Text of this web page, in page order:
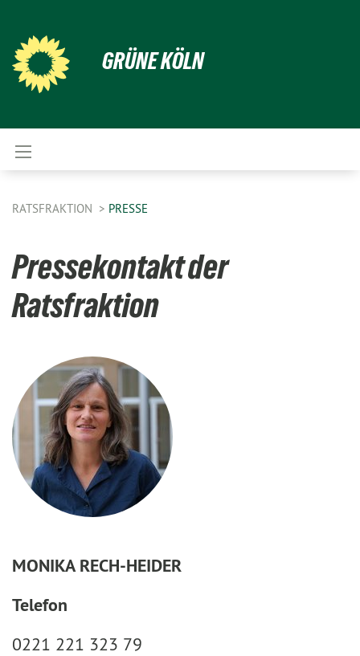
GRÜNE KÖLN
RATSFRAKTION PRESSE
Pressekontakt der
Ratsfraktion
MONIKA RECH-HEIDER
Telefon
0221 221 323 79